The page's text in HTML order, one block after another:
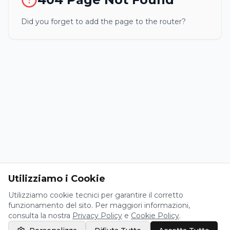
Did you forget to add the page to the router?
Utilizziamo i Cookie
Utilizziamo cookie tecnici per garantire il corretto
funzionamento del sito. Per maggiori informazioni,
consulta la nostra Privacy Policy e Cookie Policy.